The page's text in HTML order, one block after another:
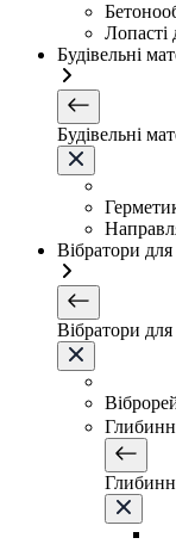
Будівельні
Будівельні
Вібратори
Вібратори